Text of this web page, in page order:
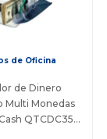
de Oficina
de Dinero
Multi Monedas
QTCDC35